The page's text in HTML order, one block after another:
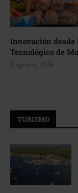
Innovación
Tecnológico de
3 agosto, 2026
TURISMO